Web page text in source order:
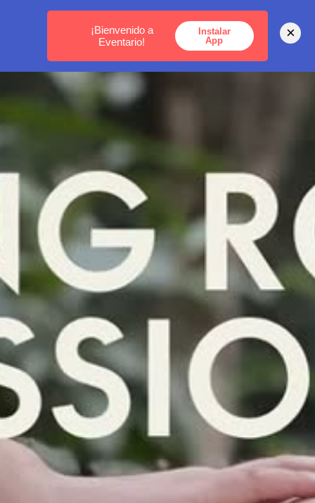
MEDELLÍN - BOGOTÁ - CARTAGENA
¡Bienvenido a
Eventario!
Instalar
App
×